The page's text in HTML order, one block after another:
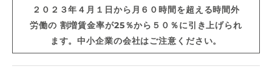
２０２３年４月１日から月６０時間を超える時間外
労働の 割増賃金率が25％から５０％に引き上げられ
ます。中小企業の会社はご注意ください。